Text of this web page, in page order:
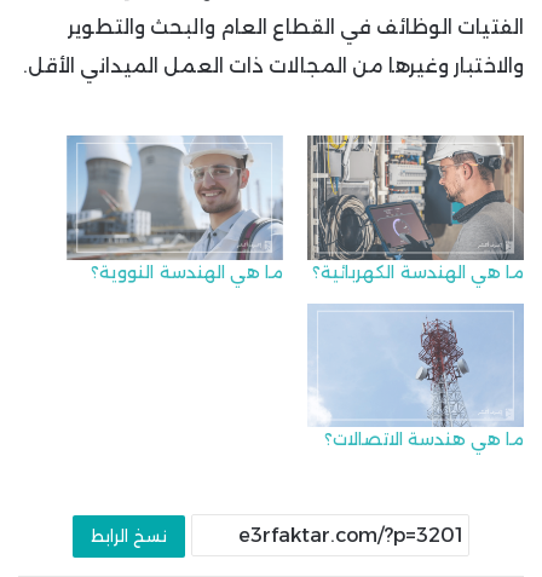
الفتيات الوظائف في القطاع العام والبحث والتطوير
والاختبار وغيرها من المجالات ذات العمل الميداني الأقل.
ما هي الهندسة الكهربائية؟ ما هي الهندسة النووية؟
ما هي هندسة الاتصالات؟
نسخ الرابط